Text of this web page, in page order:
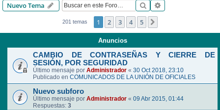
Nuevo Tema Buscar
201 temas 1 2 3 4 5
Anuncios
CAMBIO DE CONTRASEÑAS Y CIERRE DE
SESIÓN, POR SEGURIDAD
Último mensaje por Administrador « 30 Oct 2018, 23:10
Publicado en COMUNICADOS DE LA UNIÓN DE OFICIALES
Nuevo subforo
Último mensaje por Administrador « 09 Abr 2015, 01:44
Respuestas: 3